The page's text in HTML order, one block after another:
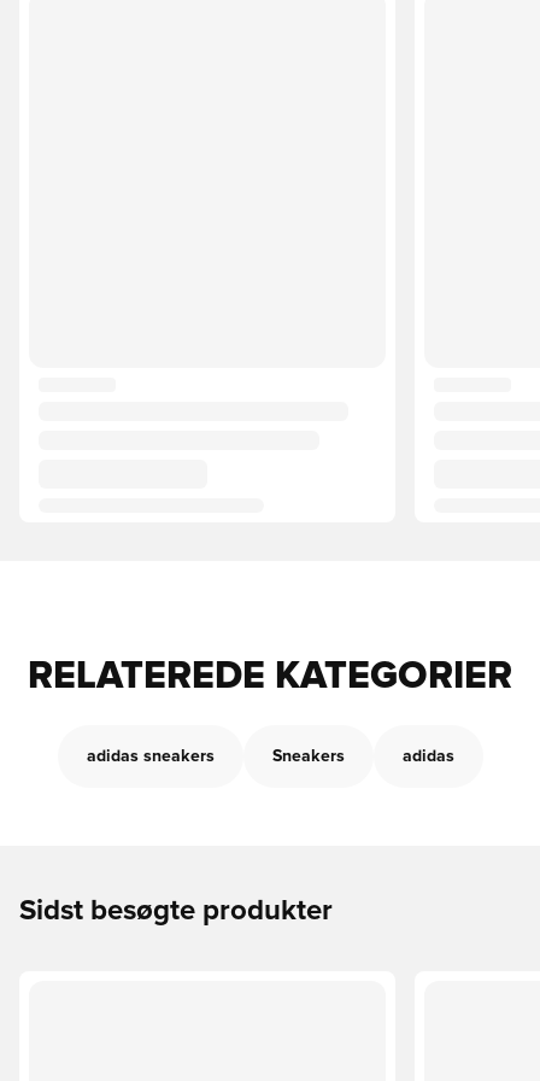
RELATEREDE KATEGORIER
adidas sneakers Sneakers adidas
Sidst besøgte produkter